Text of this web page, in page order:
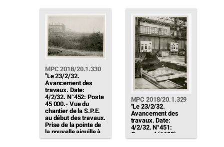
cendres (1726) -
Bétonnage du
caniveau impair (en
service le 9/3/32)[…]"
le tableau et la sous-
station […]"
MPC 2018/20.1.330
"Le 23/2/32.
Avancement des
travaux. Date:
4/2/32. N°452: Poste
45 000.- Vue du
chantier de la S.P.E.
au début des travaux.
Prise de la pointe de
la nouvelle aiguille à
poser"
MPC 2018/20.1.329
"Le 23/2/32.
Avancement des
travaux. Date:
4/2/32. N°451:
Groupe 4 (1698).-
Equipement